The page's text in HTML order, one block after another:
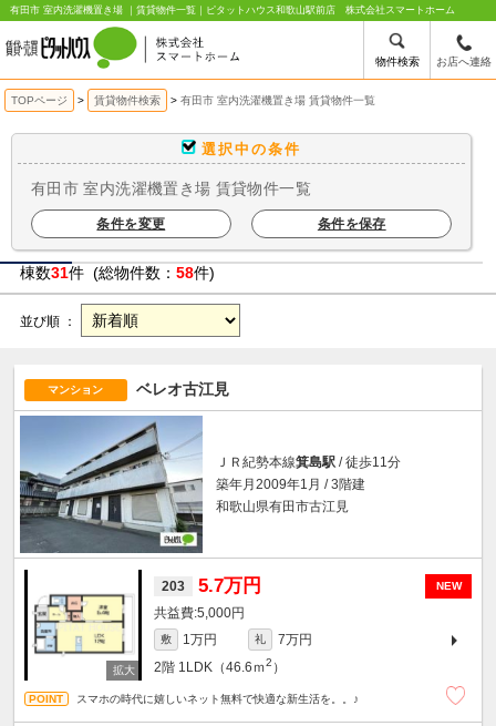
有田市 室内洗濯機置き場 ｜賃貸物件一覧｜ピタットハウス和歌山駅前店 株式会社スマートホーム
物件検索 お店へ連絡
TOPページ 賃貸物件検索 有田市 室内洗濯機置き場 賃貸物件一覧
選択中の条件
有田市 室内洗濯機置き場 賃貸物件一覧
条件を変更 条件を保存
棟数31件 (総物件数： 58件)
並び順 ：
マンション ベレオ古江見
ＪＲ紀勢本線箕島駅 / 徒歩11分
築年月2009年1月 / 3階建
和歌山県有田市古江見
NEW
203 5.7万円
5,000円
敷 1万円 礼
7万円
2階 1LDK（46.6ｍ2 ）
スマホの時代に嬉しいネット無料で快適な新生活を。。♪